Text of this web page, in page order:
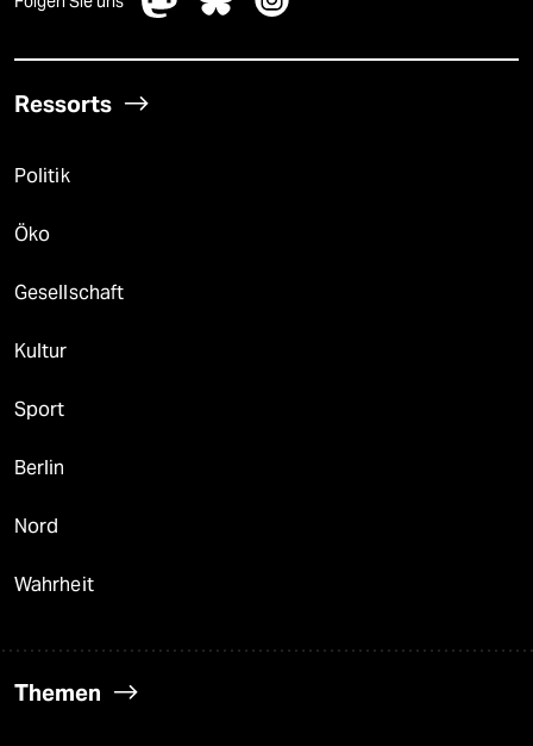
Ressorts
Politik
Öko
Gesellschaft
Kultur
Sport
Berlin
Nord
Wahrheit
Themen